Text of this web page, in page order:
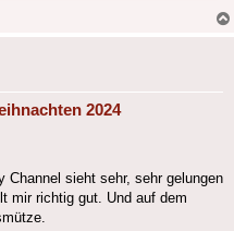
2024
Channel sieht sehr, sehr gelungen
mir richtig gut. Und auf dem